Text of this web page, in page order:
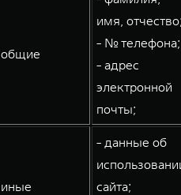
WEY 80 Лаундж
Масштаб возможностей
общие
имя,
- № телефона;
- адрес
электронной
почты;
иные
- данные об
сайта;